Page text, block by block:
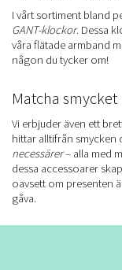
I vårt sortiment bland
GANT-klockor. Dessa
våra flätade armband
någon du tycker om!
Matcha
Vi erbjuder även ett
hittar alltifrån
necessärer– alla med
dessa accessoarer
oavsett om presenten
gåva.